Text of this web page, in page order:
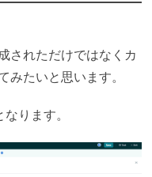
されただけではなくカ
みたいと思います。
ります。